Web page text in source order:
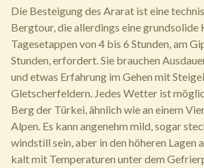
Die Besteigung des Ararat ist eine
Bergtour, die allerdings eine
Tagesetappen von 4 bis 6 Stunden, am
Stunden, erfordert. Sie brauchen
und etwas Erfahrung im Gehen mit
Gletscherfeldern. Jedes Wetter ist
Berg der Türkei, ähnlich wie an einem
Alpen. Es kann angenehm mild, sogar
windstill sein, aber in den höheren Lagen
kalt mit Temperaturen unter dem